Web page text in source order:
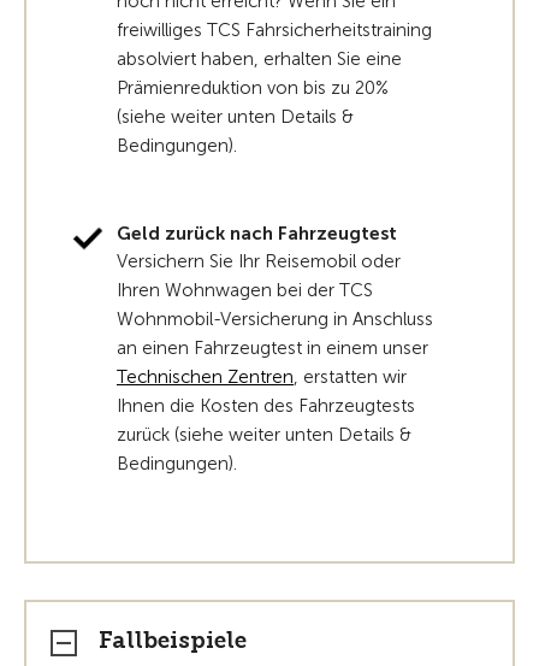
freiwilliges TCS Fahrsicherheitstraining
absolviert haben, erhalten Sie eine
Prämienreduktion von bis zu 20%
(siehe weiter unten Details &
Bedingungen).
Geld zurück nach Fahrzeugtest
Versichern Sie Ihr Reisemobil oder
Ihren Wohnwagen bei der TCS
Wohnmobil-Versicherung in Anschluss
an einen Fahrzeugtest in einem unser
Technischen Zentren, erstatten wir
Ihnen die Kosten des Fahrzeugtests
zurück (siehe weiter unten Details &
Bedingungen).
Fallbeispiele